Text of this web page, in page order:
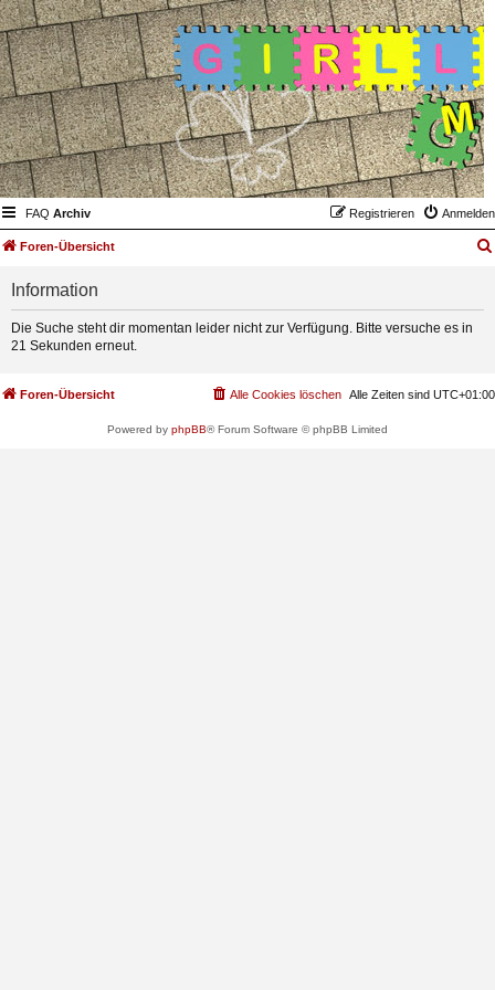
FAQ Archiv Anmelden
Registrieren
Foren-Übersicht
Information
Die Suche steht dir momentan leider nicht zur Verfügung. Bitte versuche es in
21 Sekunden erneut.
Foren-Übersicht Alle Zeiten sind UTC+01:00
Alle Cookies löschen
Powered by phpBB® Forum Software © phpBB Limited